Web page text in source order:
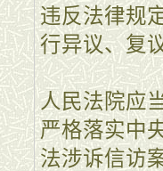
违反法律规
行异议、复
人民法院应
严格落实中
法涉诉信访